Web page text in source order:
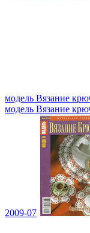
модель Вязание
модель Вязание
2009-07